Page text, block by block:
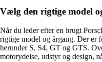
Vælg den rigtige model
Når du leder efter en brugt
rigtige model og årgang. Der er
herunder S, S4, GT og GTS.
motorydelse, udstyr og design,